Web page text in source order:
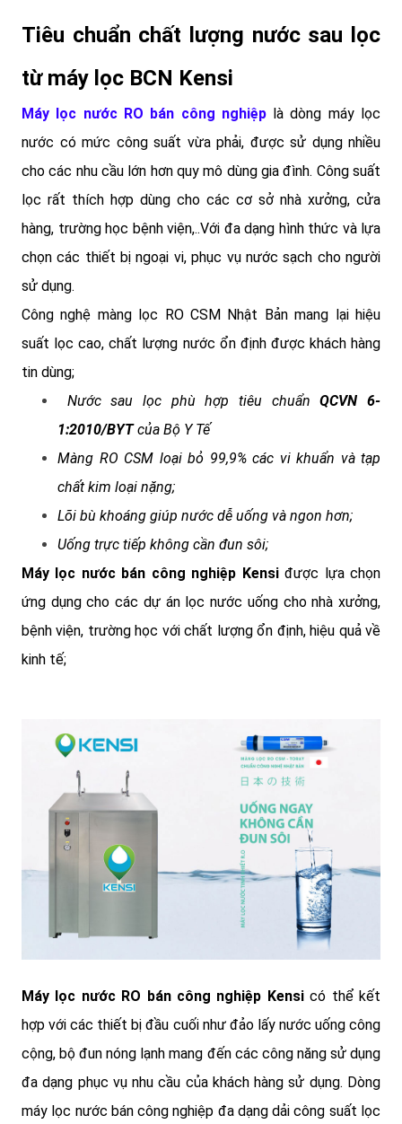
Tiêu chuẩn chất lượng nước sau lọc
từ máy lọc BCN Kensi
Máy lọc nước RO bán công nghiệplà dòng máy lọc
nước có mức công suất vừa phải, được sử dụng nhiều
cho các nhu cầu lớn hơn quy mô dùng gia đình. Công suất
lọc rất thích hợp dùng cho các cơ sở nhà xưởng, cửa
hàng, trường học bệnh viện,..Với đa dạng hình thức và lựa
chọn các thiết bị ngoại vi, phục vụ nước sạch cho người
sử dụng.
Công nghệ màng lọc RO CSM Nhật Bản mang lại hiệu
suất lọc cao, chất lượng nước ổn định được khách hàng
tin dùng;
Nước sau lọc phù hợp tiêu chuẩnQCVN 6-
1:2010/BYTcủa Bộ Y Tế
Màng RO CSM loại bỏ 99,9% các vi khuẩn và tạp
chất kim loại nặng;
Lõi bù khoáng giúp nước dễ uống và ngon hơn;
Uống trực tiếp không cần đun sôi;
Máy lọc nước bán công nghiệp Kensiđược lựa chọn
ứng dụng cho các dự án lọc nước uống cho nhà xưởng,
bệnh viện, trường học với chất lượng ổn định, hiệu quả về
kinh tế;
Máy lọc nước RO bán công nghiệp Kensicó thể kết
hợp với các thiết bị đầu cuối như đảo lấy nước uống công
cộng, bộ đun nóng lạnh mang đến các công năng sử dụng
đa dạng phục vụ nhu cầu của khách hàng sử dụng. Dòng
máy lọc nước bán công nghiệp đa dạng dải công suất lọc